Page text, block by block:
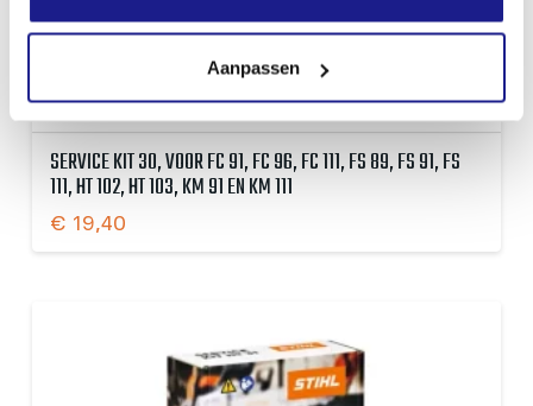
Aanpassen
SERVICE KIT 30, VOOR FC 91, FC 96, FC 111, FS 89, FS 91, FS
111, HT 102, HT 103, KM 91 EN KM 111
€ 19,40